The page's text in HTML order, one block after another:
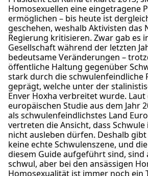
Homosexuellen eine eingetragene
ermöglichen – bis heute ist
geschehen, weshalb Aktivisten das
Regierung kritisieren. Zwar gab es
Gesellschaft während der letzten
bedeutsame Veränderungen –
öffentliche Haltung gegenüber
stark durch die schwulenfeindliche
geprägt, welche unter der
Enver Hoxha verbreitet wurde. Laut
europäischen Studie aus dem Jahr
als schwulenfeindlichstes Land
vertreten die Ansicht, dass
nicht ausleben dürfen. Deshalb gibt
keine echte Schwulenszene, und
diesem Guide aufgeführt sind, sind
schwul, aber bei den ansässigen
Homosexualität ist immer noch ein